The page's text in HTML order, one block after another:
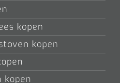
kopen
kopen
kopen